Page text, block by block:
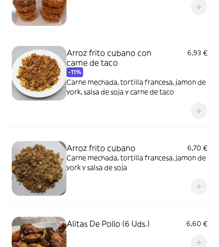
Arroz frito cubano con
carne de taco
-11%
6,93 €
Carne mechada, tortilla francesa, jamon de
york, salsa de soja y carne de taco
Arroz frito cubano
6,70 €
Carne mechada, tortilla francesa, jamon de
york y salsa de soja
Alitas De Pollo (6 Uds.) 6,60 €